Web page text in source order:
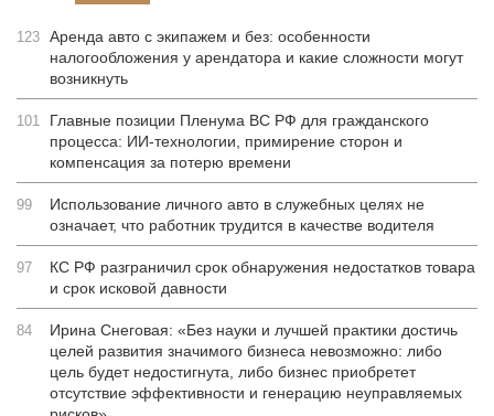
123 Аренда авто с экипажем и без: особенности
налогообложения у арендатора и какие сложности могут
возникнуть
101
Главные позиции Пленума ВС РФ для гражданского
процесса: ИИ-технологии, примирение сторон и
компенсация за потерю времени
99
Использование личного авто в служебных целях не
означает, что работник трудится в качестве водителя
97
КС РФ разграничил срок обнаружения недостатков товара
и срок исковой давности
84
Ирина Снеговая: «Без науки и лучшей практики достичь
целей развития значимого бизнеса невозможно: либо
цель будет недостигнута, либо бизнес приобретет
отсутствие эффективности и генерацию неуправляемых